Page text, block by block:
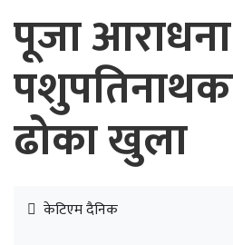
पूजा आराधना
ढोका खुला
केटिएम दैनिक